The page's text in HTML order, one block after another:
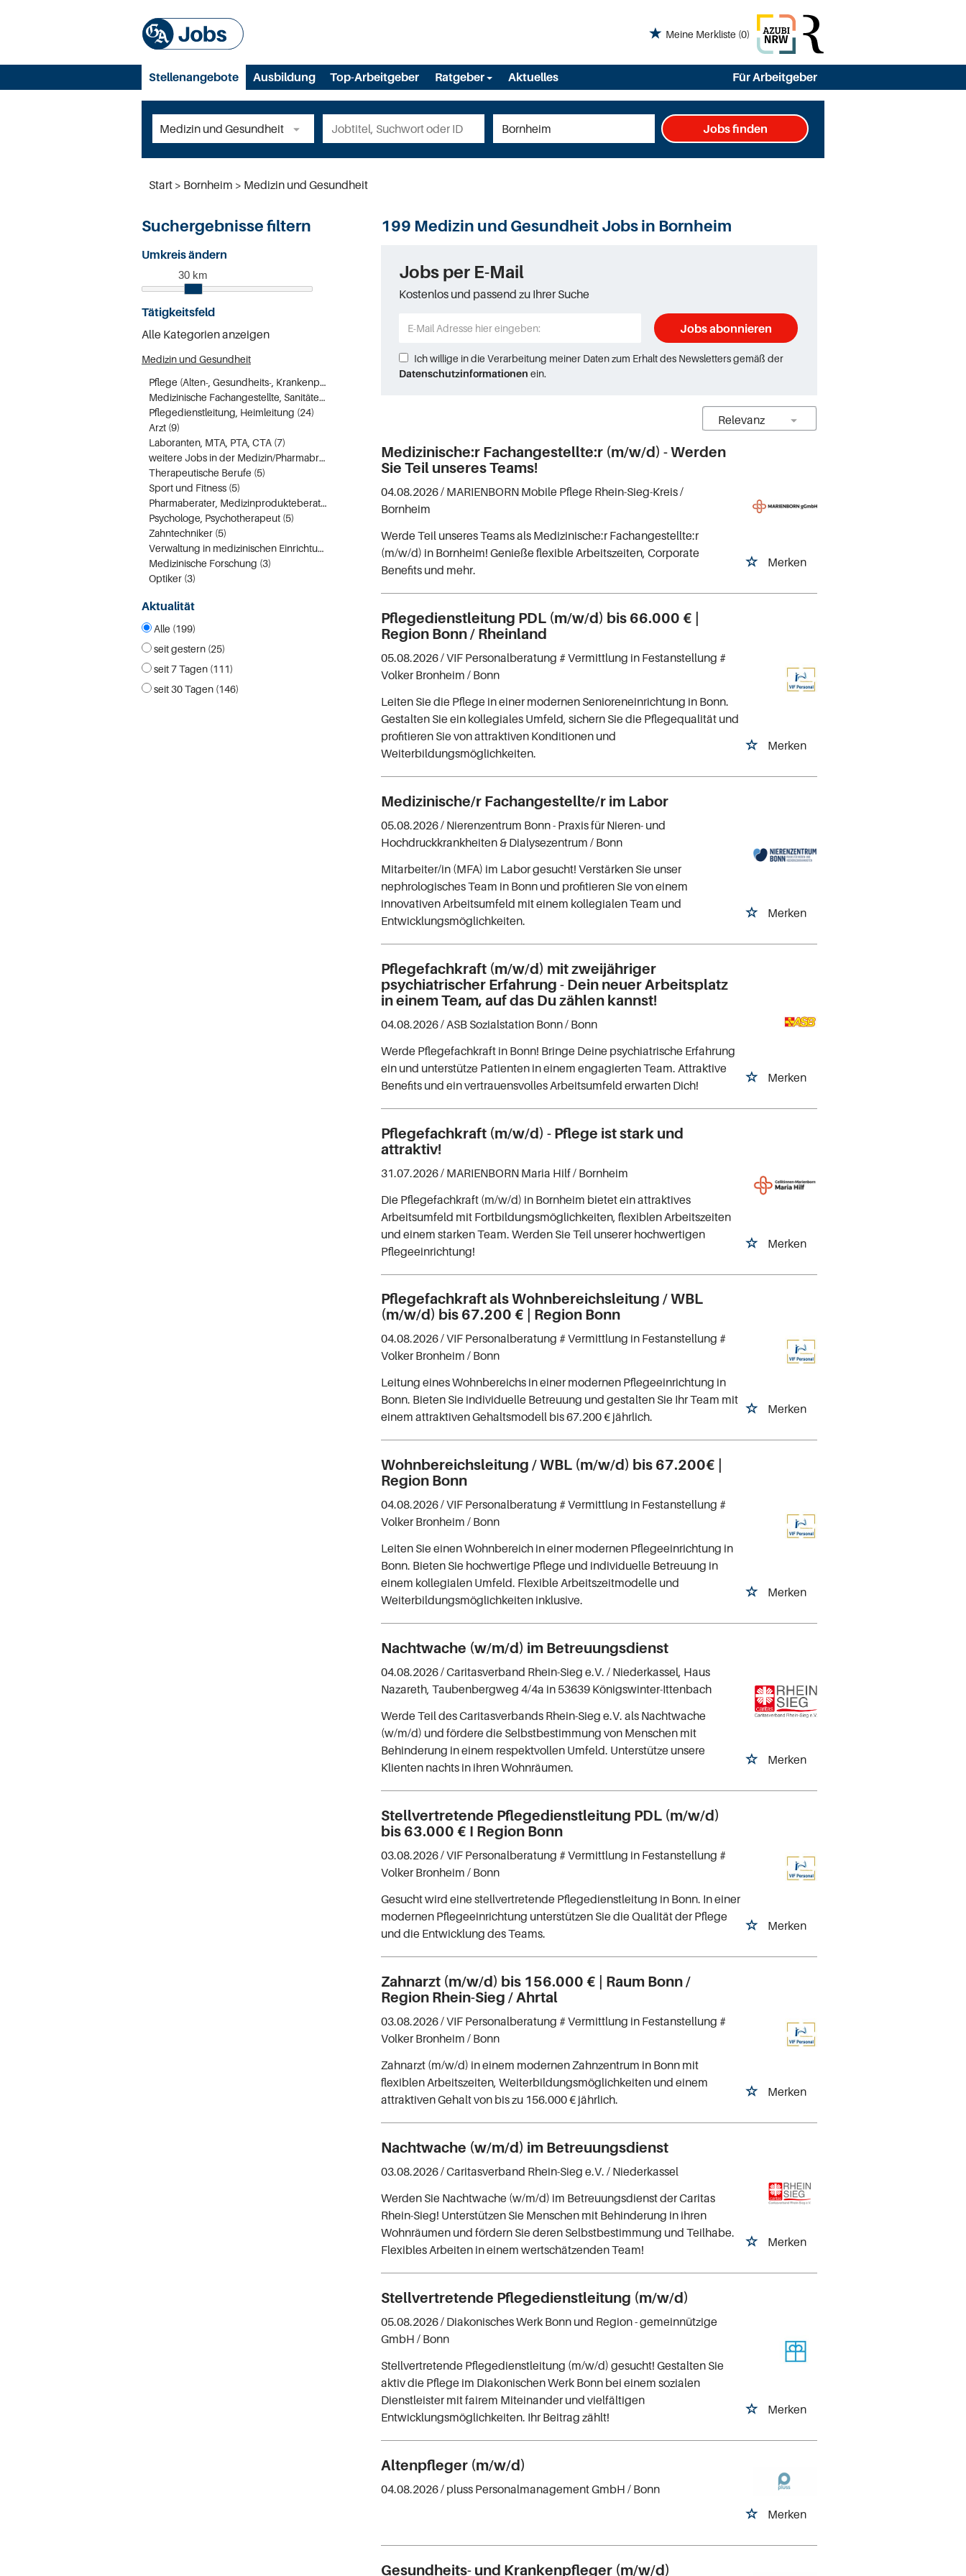
Meine Merkliste (0)
Stellenangebote Ausbildung Top-Arbeitgeber Ratgeber Aktuelles Für Arbeitgeber
Jobs finden
Start Bornheim Medizin und Gesundheit
Suchergebnisse filtern
Umkreis ändern
30 km
Tätigkeitsfeld
Alle Kategorien anzeigen
Medizin und Gesundheit
Pflege (Alten-, Gesundheits-, Krankenpfleger) (125)
Medizinische Fachangestellte, Sanitäter (39)
Pflegedienstleitung, Heimleitung (24)
Arzt (9)
Laboranten, MTA, PTA, CTA (7)
weitere Jobs in der Medizin/Pharmabranche (6)
Therapeutische Berufe (5)
Sport und Fitness (5)
Pharmaberater, Medizinprodukteberater (5)
Psychologe, Psychotherapeut (5)
Zahntechniker (5)
Verwaltung in medizinischen Einrichtungen (3)
Medizinische Forschung (3)
Optiker (3)
Aktualität
Alle (199)
seit gestern (25)
seit 7 Tagen (111)
seit 30 Tagen (146)
199 Medizin und Gesundheit Jobs in Bornheim
Jobs per E-Mail
Kostenlos und passend zu Ihrer Suche
Jobs abonnieren
Ich willige in die Verarbeitung meiner Daten zum Erhalt des Newsletters gemäß der
Datenschutzinformationen ein.
Medizinische:r Fachangestellte:r (m/w/d) - Werden
Sie Teil unseres Teams!
Merken
04.08.2026 / MARIENBORN Mobile Pflege Rhein-Sieg-Kreis/
Bornheim
Werde Teil unseres Teams als Medizinische:r Fachangestellte:r
(m/w/d) in Bornheim! Genieße flexible Arbeitszeiten, Corporate
Benefits und mehr.
Pflegedienstleitung PDL (m/w/d) bis 66.000 € |
Region Bonn / Rheinland
Merken
05.08.2026 /VIF Personalberatung # Vermittlung in Festanstellung #
Volker Bronheim / Bonn
Leiten Sie die Pflege in einer modernen Senioreneinrichtung in Bonn.
Gestalten Sie ein kollegiales Umfeld, sichern Sie die Pflegequalität und
profitieren Sie von attraktiven Konditionen und
Weiterbildungsmöglichkeiten.
Medizinische/r Fachangestellte/r im Labor
Merken
05.08.2026 / Nierenzentrum Bonn - Praxis für Nieren- und
Hochdruckkrankheiten & Dialysezentrum / Bonn
Mitarbeiter/in (MFA) im Labor gesucht! Verstärken Sie unser
nephrologisches Team in Bonn und profitieren Sie von einem
innovativen Arbeitsumfeld mit einem kollegialen Team und
Entwicklungsmöglichkeiten.
Pflegefachkraft (m/w/d) mit zweijähriger
psychiatrischer Erfahrung - Dein neuer Arbeitsplatz
in einem Team, auf das Du zählen kannst!
Merken
04.08.2026 / ASB Sozialstation Bonn/ Bonn
Werde Pflegefachkraft in Bonn! Bringe Deine psychiatrische Erfahrung
ein und unterstütze Patienten in einem engagierten Team. Attraktive
Benefits und ein vertrauensvolles Arbeitsumfeld erwarten Dich!
Pflegefachkraft (m/w/d) - Pflege ist stark und
attraktiv!
Merken
31.07.2026 / MARIENBORN Maria Hilf/ Bornheim
Die Pflegefachkraft (m/w/d) in Bornheim bietet ein attraktives
Arbeitsumfeld mit Fortbildungsmöglichkeiten, flexiblen Arbeitszeiten
und einem starken Team. Werden Sie Teil unserer hochwertigen
Pflegeeinrichtung!
Pflegefachkraft als Wohnbereichsleitung / WBL
(m/w/d) bis 67.200 € | Region Bonn
Merken
04.08.2026 /VIF Personalberatung # Vermittlung in Festanstellung #
Volker Bronheim / Bonn
Leitung eines Wohnbereichs in einer modernen Pflegeeinrichtung in
Bonn. Bieten Sie individuelle Betreuung und gestalten Sie Ihr Team mit
einem attraktiven Gehaltsmodell bis 67.200 € jährlich.
Wohnbereichsleitung / WBL (m/w/d) bis 67.200€ |
Region Bonn
Merken
04.08.2026 /VIF Personalberatung # Vermittlung in Festanstellung #
Volker Bronheim / Bonn
Leiten Sie einen Wohnbereich in einer modernen Pflegeeinrichtung in
Bonn. Bieten Sie hochwertige Pflege und individuelle Betreuung in
einem kollegialen Umfeld. Flexible Arbeitszeitmodelle und
Weiterbildungsmöglichkeiten inklusive.
Nachtwache (w/m/d) im Betreuungsdienst
Merken
04.08.2026 /Caritasverband Rhein-Sieg e.V. / Niederkassel, Haus
Nazareth, Taubenbergweg 4/4a in 53639 Königswinter-Ittenbach
Werde Teil des Caritasverbands Rhein-Sieg e.V. als Nachtwache
(w/m/d) und fördere die Selbstbestimmung von Menschen mit
Behinderung in einem respektvollen Umfeld. Unterstütze unsere
Klienten nachts in ihren Wohnräumen.
Stellvertretende Pflegedienstleitung PDL (m/w/d)
bis 63.000 € I Region Bonn
Merken
03.08.2026 /VIF Personalberatung # Vermittlung in Festanstellung #
Volker Bronheim / Bonn
Gesucht wird eine stellvertretende Pflegedienstleitung in Bonn. In einer
modernen Pflegeeinrichtung unterstützen Sie die Qualität der Pflege
und die Entwicklung des Teams.
Zahnarzt (m/w/d) bis 156.000 € | Raum Bonn /
Region Rhein-Sieg / Ahrtal
Merken
03.08.2026 /VIF Personalberatung # Vermittlung in Festanstellung #
Volker Bronheim / Bonn
Zahnarzt (m/w/d) in einem modernen Zahnzentrum in Bonn mit
flexiblen Arbeitszeiten, Weiterbildungsmöglichkeiten und einem
attraktiven Gehalt von bis zu 156.000 € jährlich.
Nachtwache (w/m/d) im Betreuungsdienst
Merken
03.08.2026 /Caritasverband Rhein-Sieg e.V. / Niederkassel
Werden Sie Nachtwache (w/m/d) im Betreuungsdienst der Caritas
Rhein-Sieg! Unterstützen Sie Menschen mit Behinderung in ihren
Wohnräumen und fördern Sie deren Selbstbestimmung und Teilhabe.
Flexibles Arbeiten in einem wertschätzenden Team!
Stellvertretende Pflegedienstleitung (m/w/d)
Merken
05.08.2026 / Diakonisches Werk Bonn und Region - gemeinnützige
GmbH / Bonn
Stellvertretende Pflegedienstleitung (m/w/d) gesucht! Gestalten Sie
aktiv die Pflege im Diakonischen Werk Bonn bei einem sozialen
Dienstleister mit fairem Miteinander und vielfältigen
Entwicklungsmöglichkeiten. Ihr Beitrag zählt!
Altenpfleger (m/w/d)
Merken
04.08.2026 / pluss Personalmanagement GmbH / Bonn
Gesundheits- und Krankenpfleger (m/w/d)